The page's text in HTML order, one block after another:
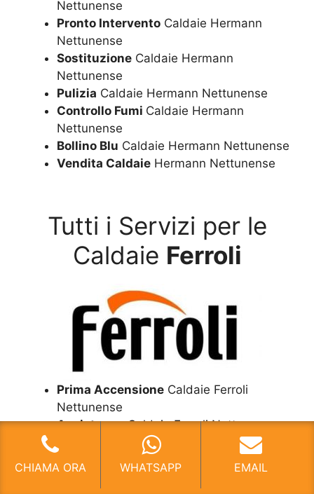
Nettunense
Pronto Intervento Caldaie Hermann
Nettunense
Sostituzione Caldaie Hermann
Nettunense
Pulizia Caldaie Hermann Nettunense
Controllo Fumi Caldaie Hermann
Nettunense
Bollino Blu Caldaie Hermann Nettunense
Vendita Caldaie Hermann Nettunense
Tutti i Servizi per le
Caldaie Ferroli
Prima Accensione Caldaie Ferroli
Nettunense
AssistenzaCaldaie Ferroli Nettunense
ManutenzioneCaldaie Ferroli
Nettunense
CHIAMA ORA WHATSAPP EMAIL